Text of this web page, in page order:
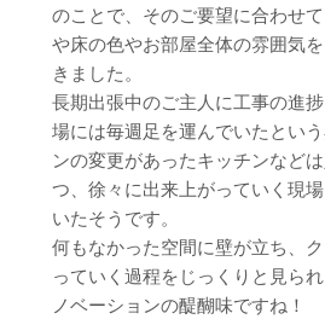
のことで、そのご要望に合わせ
や床の色やお部屋全体の雰囲気
きました。
長期出張中のご主人に工事の進
場には毎週足を運んでいたとい
ンの変更があったキッチンなど
つ、徐々に出来上がっていく現
いたそうです。
何もなかった空間に壁が立ち、
っていく過程をじっくりと見ら
ノベーションの醍醐味ですね！